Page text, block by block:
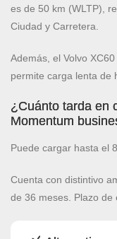
es de 50 km (WLTP),
Ciudad y Carretera.
Además, el Volvo
permite carga lenta de
¿Cuánto tarda en
Momentum
Puede cargar hasta el
Cuenta con distintivo
de 36 meses. Plazo de